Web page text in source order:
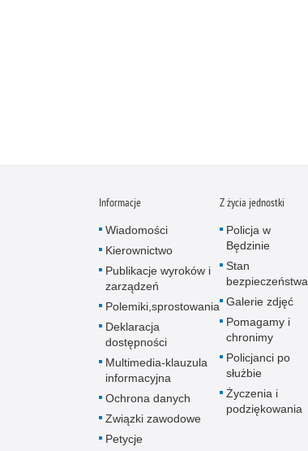
Informacje
Wiadomości
Kierownictwo
Publikacje wyro­ków i
zarządzeń
Polemiki,sprostowania
Deklaracja
dostępności
Multimedia-klauzula
informacyjna
Ochrona danych
Związki zawodowe
Petycje
Z życia jednostki
Policja w
Będzinie
Stan
bezpieczeństwa
Galerie zdjęć
Pomagamy i
chronimy
Policjanci po
służbie
Życzenia i
podziękowania